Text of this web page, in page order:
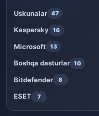
Uskunalar 47
Kaspersky 16
Microsoft 13
Boshqa dasturlar 10
Bitdefender 8
ESET 7